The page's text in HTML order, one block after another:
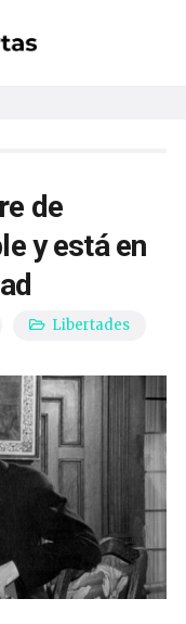
de
y está en
Libertades